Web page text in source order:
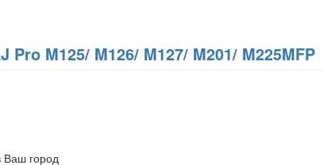
M125/ M126/ M127/ M201/ M225MFP
Ваш город